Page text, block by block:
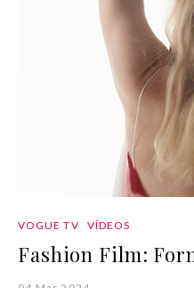
VOGUE TV VÍDEOS
Fashion Film: